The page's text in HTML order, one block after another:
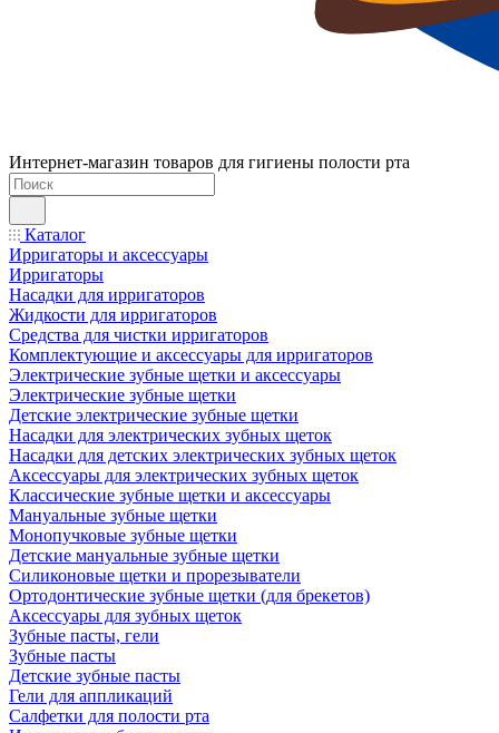
Интернет-магазин товаров для гигиены полости рта
Каталог
Ирригаторы и аксессуары
Ирригаторы
Насадки для ирригаторов
Жидкости для ирригаторов
Средства для чистки ирригаторов
Комплектующие и аксессуары для ирригаторов
Электрические зубные щетки и аксессуары
Электрические зубные щетки
Детские электрические зубные щетки
Насадки для электрических зубных щеток
Насадки для детских электрических зубных щеток
Аксессуары для электрических зубных щеток
Классические зубные щетки и аксессуары
Мануальные зубные щетки
Монопучковые зубные щетки
Детские мануальные зубные щетки
Силиконовые щетки и прорезыватели
Ортодонтические зубные щетки (для брекетов)
Аксессуары для зубных щеток
Зубные пасты, гели
Зубные пасты
Детские зубные пасты
Гели для аппликаций
Салфетки для полости рта